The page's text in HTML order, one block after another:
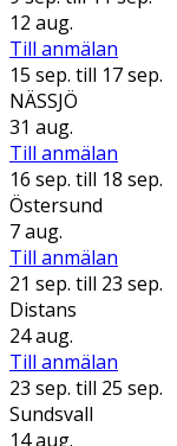
12 aug.
Till anmälan
15 sep. till 17 sep.
NÄSSJÖ
31 aug.
Till anmälan
16 sep. till 18 sep.
Östersund
7 aug.
Till anmälan
21 sep. till 23 sep.
Distans
24 aug.
Till anmälan
23 sep. till 25 sep.
Sundsvall
14 aug.